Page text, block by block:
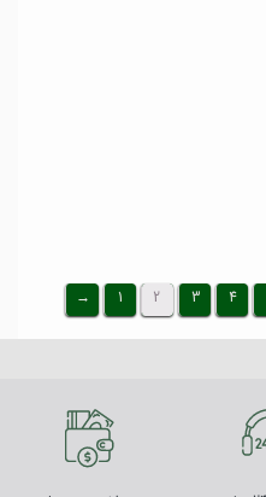
→ 1 2 3 4